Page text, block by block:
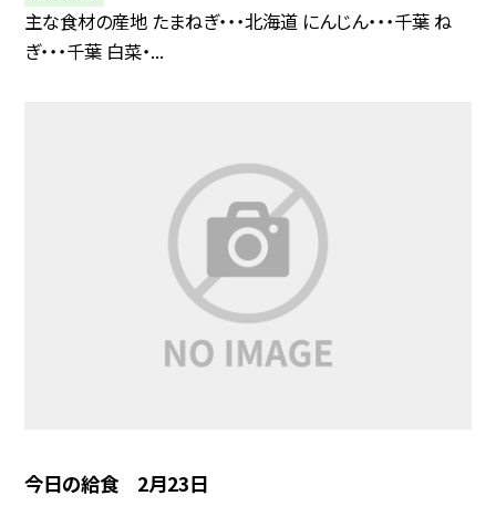
主な食材の産地 たまねぎ・・・北海道 にんじん・・・千葉 ね
ぎ・・・千葉 白菜・...
今日の給食 2月23日